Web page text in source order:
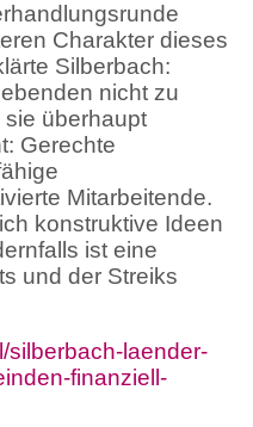
Charakter dieses
Silberbach:
nicht zu
überhaupt
Gerechte
Mitarbeitende.
konstruktive Ideen
ist eine
und der Streiks
silberbach-laender-
finanziell-